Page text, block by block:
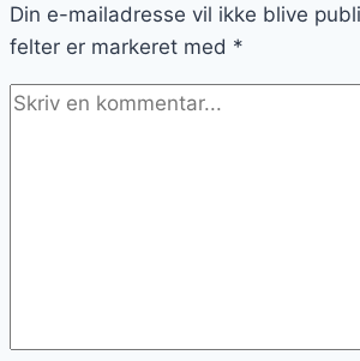
wokretter
Din e-mailadresse vil ikke blive
felter er markeret med *